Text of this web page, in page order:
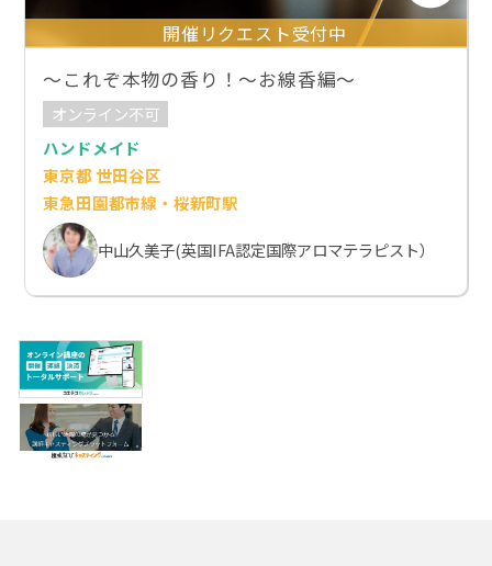
開催リクエスト受付中
～これぞ本物の香り！～お線香編～
オンライン不可
ハンドメイド
東京都 世田谷区
東急田園都市線・桜新町駅
中山久美子(英国IFA認定国際アロマテラピスト）